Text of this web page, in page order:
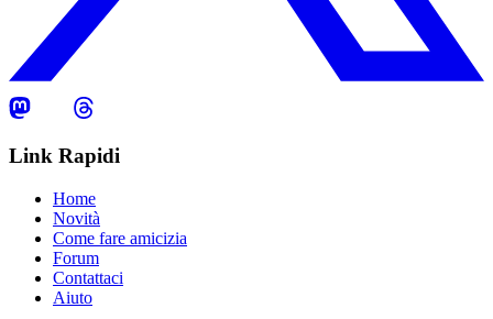
Link Rapidi
Home
Novità
Come fare amicizia
Forum
Contattaci
Aiuto